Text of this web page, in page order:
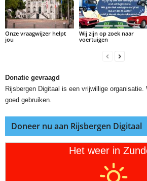
Onze vraagwijzer helpt
jou
Wij zijn op zoek naar
voertuigen
Donatie gevraagd
Rijsbergen Digitaal is een vrijwillige organisatie.
goed gebruiken.
Doneer nu aan Rijsbergen Digitaal
Het weer in